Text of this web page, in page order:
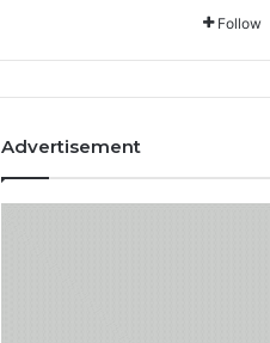
Follow
Advertisement